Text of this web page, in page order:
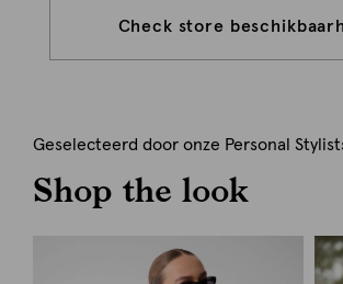
Check store
Geselecteerd door onze Personal
Shop the look